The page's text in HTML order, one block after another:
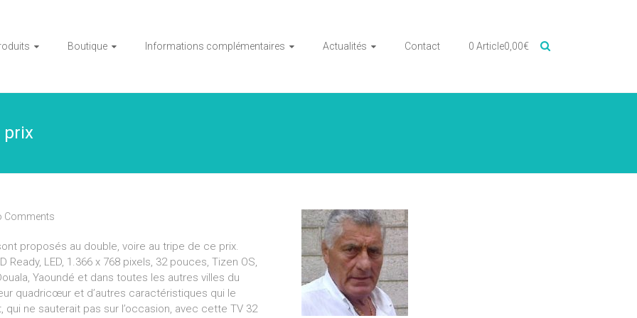
Boutique Informations complémentaires Actualités Contact 0 Article0,00€
prix
Comments
proposés au double, voire au tripe de ce prix.
LED, 1.366 x 768 pixels, 32 pouces, Tizen OS,
Yaoundé et dans toutes les autres villes du
quadricœur et d’autres caractéristiques qui le
ne sauterait pas sur l’occasion, avec cette TV 32